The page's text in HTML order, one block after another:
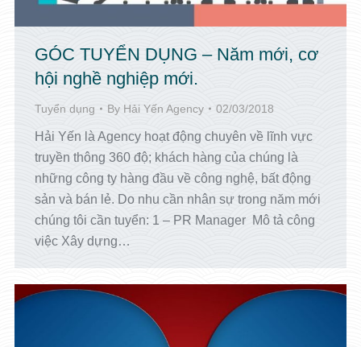
GÓC TUYỂN DỤNG – Năm mới, cơ
hội nghề nghiệp mới.
Tuyển dụng By Hải Yến Agency 02/03/2018
Hải Yến là Agency hoạt động chuyên về lĩnh vực
truyền thông 360 độ; khách hàng của chúng là
những công ty hàng đầu về công nghệ, bất động
sản và bán lẻ. Do nhu cần nhân sự trong năm mới
chúng tôi cần tuyển: 1 – PR Manager Mô tả công
việc Xây dựng…